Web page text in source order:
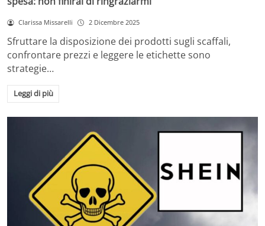
Clarissa Missarelli 2 Dicembre 2025
Sfruttare la disposizione dei prodotti sugli scaffali,
confrontare prezzi e leggere le etichette sono
strategie…
Leggi di più